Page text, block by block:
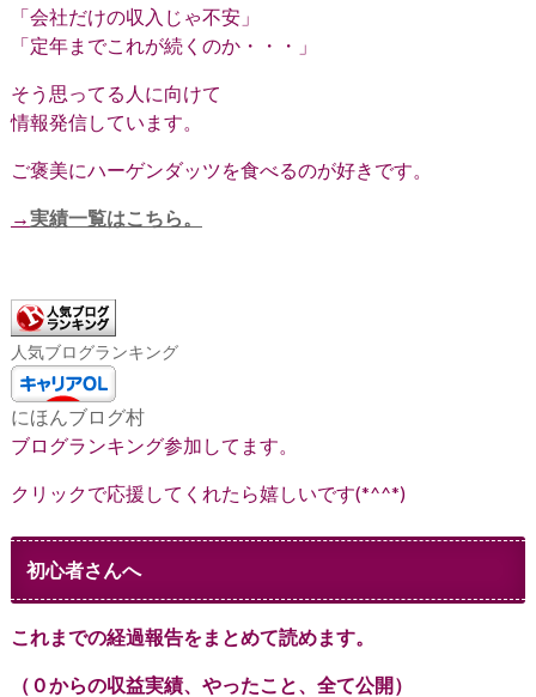
「会社だけの収入じゃ不安」
「定年までこれが続くのか・・・」
そう思ってる人に向けて
情報発信しています。
ご褒美にハーゲンダッツを食べるのが好きです。
→実績一覧はこちら。
人気ブログランキング
にほんブログ村
ブログランキング参加してます。
クリックで応援してくれたら嬉しいです(*^^*)
初心者さんへ
これまでの経過報告をまとめて読めます。
（０からの収益実績、やったこと、全て公開）